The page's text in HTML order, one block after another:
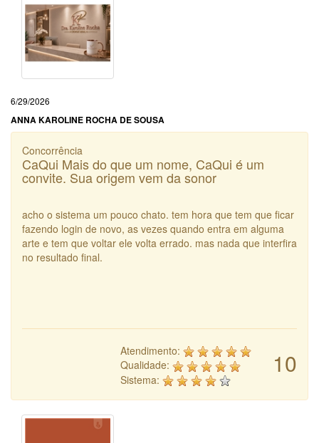
6/29/2026
ANNA KAROLINE ROCHA DE SOUSA
Concorrência
CaQui Mais do que um nome, CaQui é um
convite. Sua origem vem da sonor
acho o sistema um pouco chato. tem hora que tem que ficar
fazendo login de novo, as vezes quando entra em alguma
arte e tem que voltar ele volta errado. mas nada que interfira
no resultado final.
10
Atendimento:
Qualidade:
Sistema: